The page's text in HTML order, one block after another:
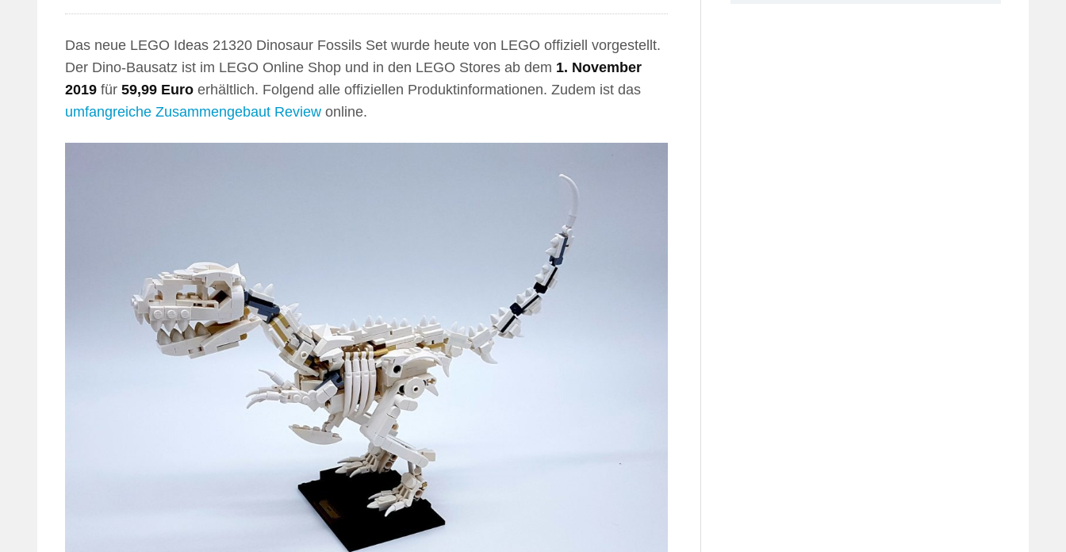
Das neue LEGO Ideas 21320 Dinosaur Fossils Set wurde heute von LEGO offiziell vorgestellt.
Der Dino-Bausatz ist im LEGO Online Shop und in den LEGO Stores ab dem 1. November
2019 für 59,99 Euro erhältlich. Folgend alle offiziellen Produktinformationen. Zudem ist das
umfangreiche Zusammengebaut Review online.